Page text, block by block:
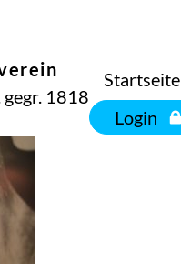
gegr. 1818
Startseite
Login
1220_25555015081_o